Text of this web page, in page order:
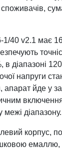
40 v2.1 має 16
в діапазоні
напруги
апарат йде у
межі діапазону.
корпус,
емаллю,